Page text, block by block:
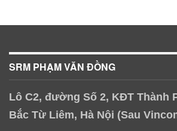
SRM PHẠM VĂN ĐỒNG
Lô C2, đường Số 2, KĐT Thành
Bắc Từ Liêm, Hà Nội (Sau